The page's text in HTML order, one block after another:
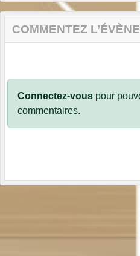
COMMENTEZ
Connectez-vous pour
commentaires.